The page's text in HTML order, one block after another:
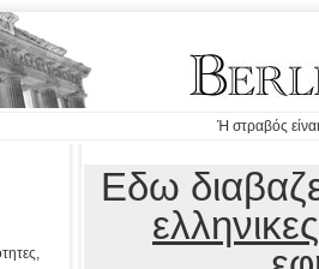
Ή στραβός
Εδω
ελληνικες